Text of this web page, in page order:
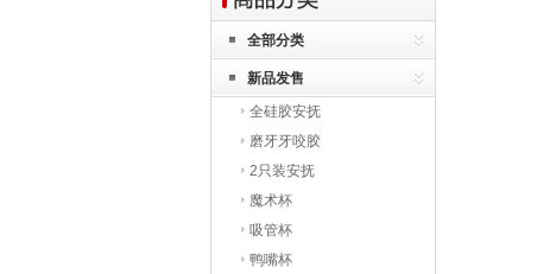
全部分类
新品发售
全硅胶安抚
磨牙牙咬胶
2只装安抚
魔术杯
吸管杯
鸭嘴杯